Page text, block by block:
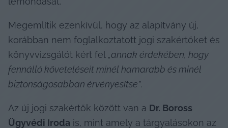
Megemlítik ezenkívül, hogy az alapítvány új,
korábban nem foglalkoztatott jogi szakértőket és
könyvvizsgálót kért fel „annak érdekében, hogy
fennálló követeléseit minél hamarabb és minél
biztonságosabban érvényesítse”.
Az új jogi szakértők között van a Dr. Boross
Ügyvédi Iroda is, mint amely a tárgyalásokon az